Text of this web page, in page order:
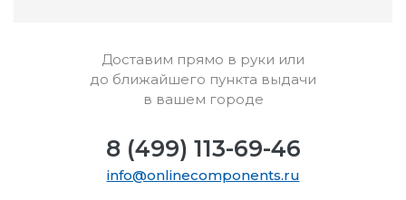
Доставим прямо в руки или
до ближайшего пункта выдачи
в вашем городе
8 (499) 113-69-46
info@onlinecomponents.ru